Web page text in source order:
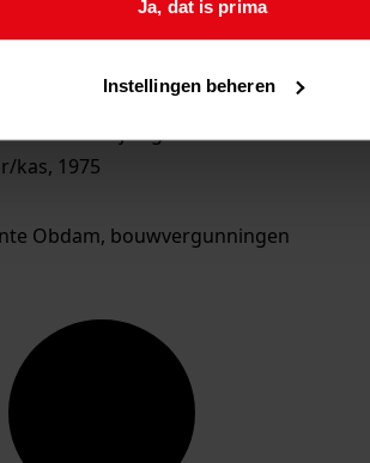
Ja, dat is prima
Instellingen beheren
beschrijving
kas, 1975
Obdam, bouwvergunningen